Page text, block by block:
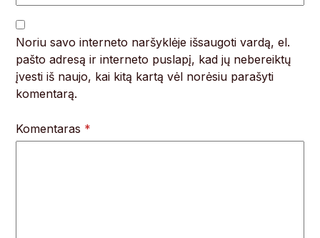
Noriu savo interneto naršyklėje išsaugoti vardą, el.
pašto adresą ir interneto puslapį, kad jų nebereiktų
įvesti iš naujo, kai kitą kartą vėl norėsiu parašyti
komentarą.
Komentaras *